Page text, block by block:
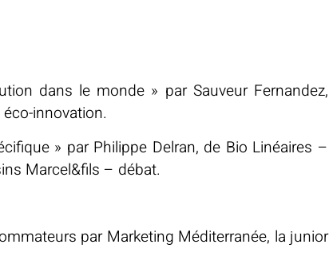
dans le monde » par Sauveur Fernandez,
innovation.
» par Philippe Delran, de Bio Linéaires –
Marcel&fils – débat.
par Marketing Méditerranée, la junior